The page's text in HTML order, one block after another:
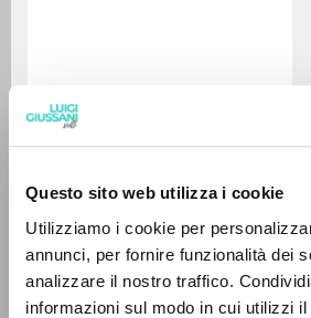
Questo sito web utilizza i cookie
Utilizziamo i cookie per
annunci, per fornire funzionalità dei
analizzare il nostro traffico.
informazioni sul modo in cui utilizzi
0RESULTS